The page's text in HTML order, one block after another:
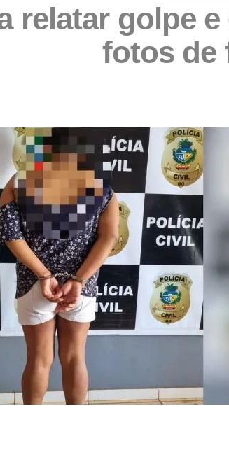
relatar golpe
fotos de